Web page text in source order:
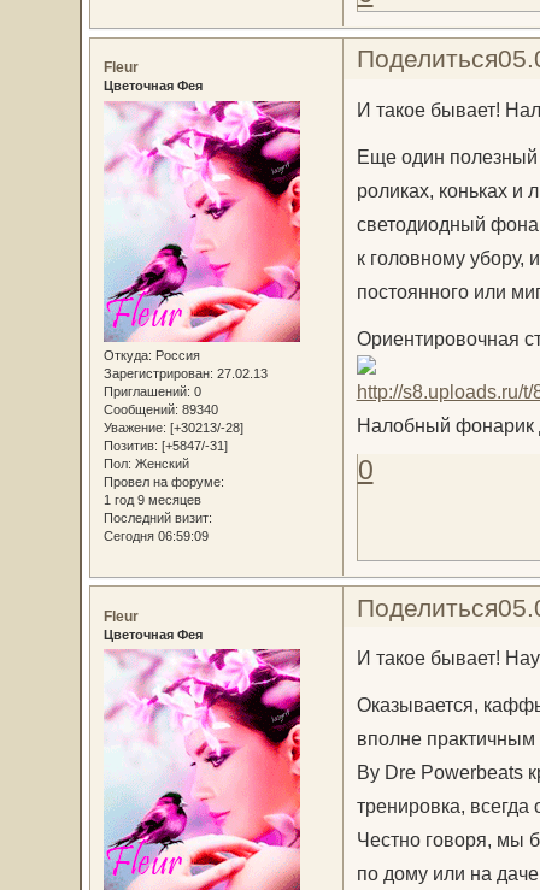
Поделиться
Fleur
Цветочная Фея
Откуда: Россия
Зарегистрирован: 27.02.13
Приглашений: 0
Сообщений: 89340
Уважение: [+30213/-28]
Позитив: [+5847/-31]
Пол: Женский
Провел на форуме:
1 год 9 месяцев
Последний визит:
Сегодня 06:59:09
И такое бывает!
Еще один полезный
роликах, коньках
светодиодный
к головному убору,
постоянного или
Ориентировочная
Налобный фонарик
0
Поделиться
Fleur
Цветочная Фея
И такое бывает!
Оказывается,
вполне практичным
By Dre Powerbeats
тренировка, всегда
Честно говоря, мы
по дому или на